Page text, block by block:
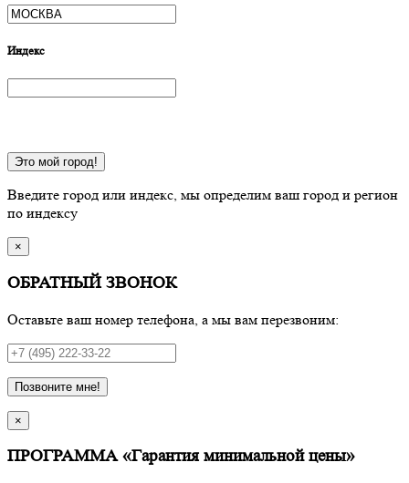
Индекс
Это мой город!
Введите город или индекс, мы определим ваш город и регион
по индексу
×
ОБРАТНЫЙ ЗВОНОК
Оставьте ваш номер телефона, а мы вам перезвоним:
Позвоните мне!
×
ПРОГРАММА «Гарантия минимальной цены»